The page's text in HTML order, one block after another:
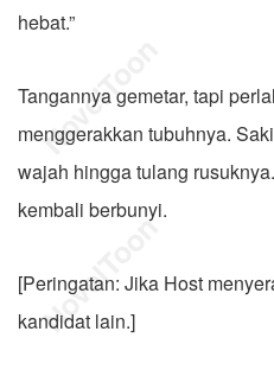
hebat.”
Tangannya gemetar, tapi
menggerakkan tubuhnya.
wajah hingga tulang
kembali berbunyi.
[Peringatan: Jika Host
kandidat lain.]